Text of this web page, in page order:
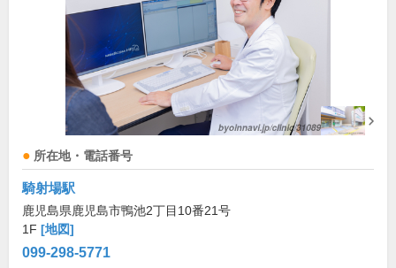
所在地・電話番号
騎射場駅
鹿児島県鹿児島市鴨池2丁目10番21号
1F [地図]
099-298-5771